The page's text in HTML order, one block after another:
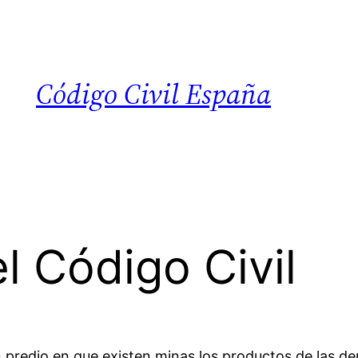
Código Civil España
Código Civil